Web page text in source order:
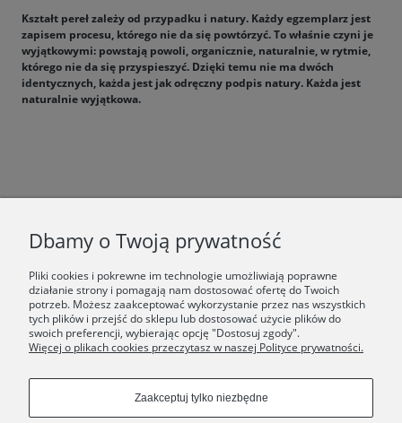
Kształt pereł zależy od przypadku i natury. Każdy egzemplarz jest
zapisem procesu, którego nie da się powtórzyć. To właśnie czyni je
wyjątkowymi: powstają powoli, organicznie, naturalnie, w rytmie,
którego nie da się przyspieszyć. Dzięki temu nie ma dwóch
identycznych, każda jest jak odręczny podpis natury. Każda jest
naturalnie wyjątkowa.
ŚWIAT ORSKA
Dołącz do nas:
Copyrights © 2024 - ORSKA
Dbamy o Twoją prywatność
Pliki cookies i pokrewne im technologie umożliwiają poprawne
działanie strony i pomagają nam dostosować ofertę do Twoich
potrzeb. Możesz zaakceptować wykorzystanie przez nas wszystkich
tych plików i przejść do sklepu lub dostosować użycie plików do
swoich preferencji, wybierając opcję "Dostosuj zgody".
Więcej o plikach cookies przeczytasz w naszej Polityce prywatności.
Zaakceptuj tylko niezbędne